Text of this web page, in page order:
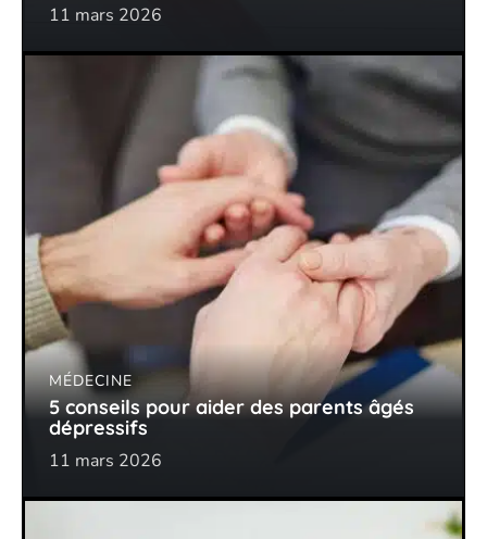
11 mars 2026
MÉDECINE
5 conseils pour aider des parents âgés
dépressifs
11 mars 2026